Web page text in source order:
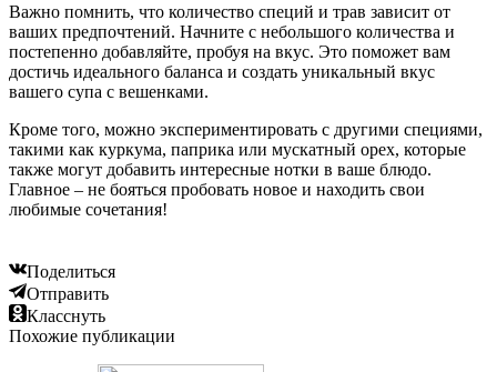
Важно помнить, что количество специй и трав зависит от
ваших предпочтений. Начните с небольшого количества и
постепенно добавляйте, пробуя на вкус. Это поможет вам
достичь идеального баланса и создать уникальный вкус
вашего супа с вешенками.
Кроме того, можно экспериментировать с другими специями,
такими как куркума, паприка или мускатный орех, которые
также могут добавить интересные нотки в ваше блюдо.
Главное – не бояться пробовать новое и находить свои
любимые сочетания!
Поделиться
Отправить
Класснуть
Похожие публикации